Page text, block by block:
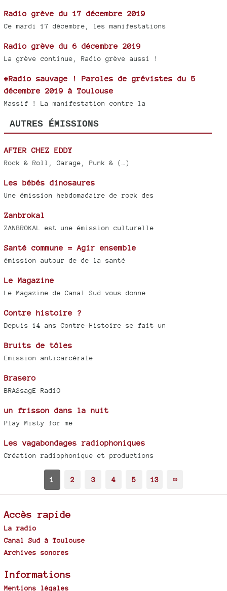
Radio grève du 17 décembre 2019
Ce mardi 17 décembre, les manifestations
Radio grève du 6 décembre 2019
La grève continue, Radio grève aussi !
#Radio sauvage ! Paroles de grévistes du 5
décembre 2019 à Toulouse
Massif ! La manifestation contre la
AUTRES ÉMISSIONS
AFTER CHEZ EDDY
Rock & Roll, Garage, Punk & (…)
Les bébés dinosaures
Une émission hebdomadaire de rock des
Zanbrokal
ZANBROKAL est une émission culturelle
Santé commune = Agir ensemble
émission autour de de la santé
Le Magazine
Le Magazine de Canal Sud vous donne
Contre histoire ?
Depuis 14 ans Contre-Histoire se fait un
Bruits de tôles
Emission anticarcérale
Brasero
BRASsagE RadiO
un frisson dans la nuit
Play Misty for me
Les vagabondages radiophoniques
Création radiophonique et productions
1 2 3 4 5 13 ∞
Accès rapide
La radio
Canal Sud à Toulouse
Archives sonores
Informations
Mentions légales